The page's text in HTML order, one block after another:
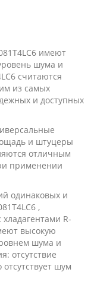
имеют
шума и
считаются
из самых
и доступных
и штуцеры
отличным
применении
одинаковых и
,
R-
высокую
шума и
отсутствие
шум